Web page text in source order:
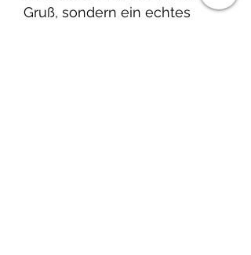
Gruß, sondern ein echtes